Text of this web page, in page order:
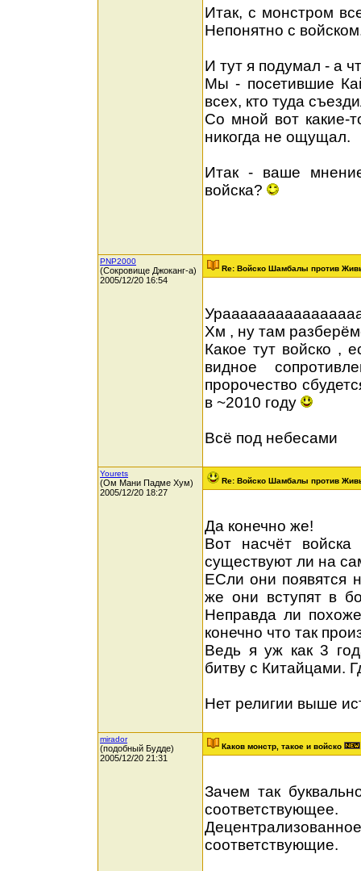
Итак, с монстром
Непонятно с
И тут я подумал - а
Мы - посетившие
всех, кто туда
Со мной вот какие-
никогда не ощущал.
Итак - ваше
войска?
PNP2000
(Сокровище Джоканг-а)
2005/12/20 16:54
Re: Войско Шамбалы против
Хм , ну там
Какое тут войско ,
видное
пророчество
в ~2010 году
Всё под небесами
Yourets
(Ом Мани Падме Хум)
2005/12/20 18:27
Re: Войско Шамбалы против
Да конечно же!
Вот насчёт
существуют ли на
ЕСли они появятся
же они вступят в
Неправда ли
конечно что так
Ведь я уж как 3
битву с Китайцами.
Нет религии выше
mirador
(подобный Будде)
2005/12/20 21:31
Каков монстр, такое и войско
Зачем так
соответствующее.
соответствующие.